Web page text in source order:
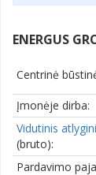
ENERGUS
Centrinė
Įmonėje dirba:
Vidutinis
(bruto):
Pardavimo